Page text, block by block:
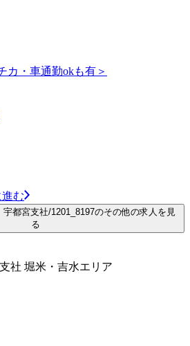
カ・車通勤okも有＞
む
都宮支社/1201_8197のその他の求人を見
る
社 堀米・吉水エリア